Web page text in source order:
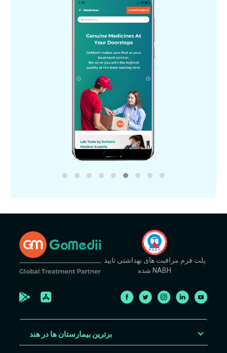
پلت فرم مراقبت های بهداشتی تایید
شده NABH
برترین بیمارستان ها در هند